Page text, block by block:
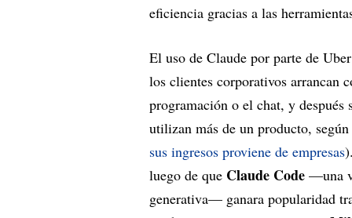
eficiencia gracias a las
El uso de Claude por parte de
los clientes corporativos arrancan
programación o el chat, y
utilizan más de un producto,
sus ingresos proviene de empresas
luego de que Claude Code —una
generativa— ganara popularidad